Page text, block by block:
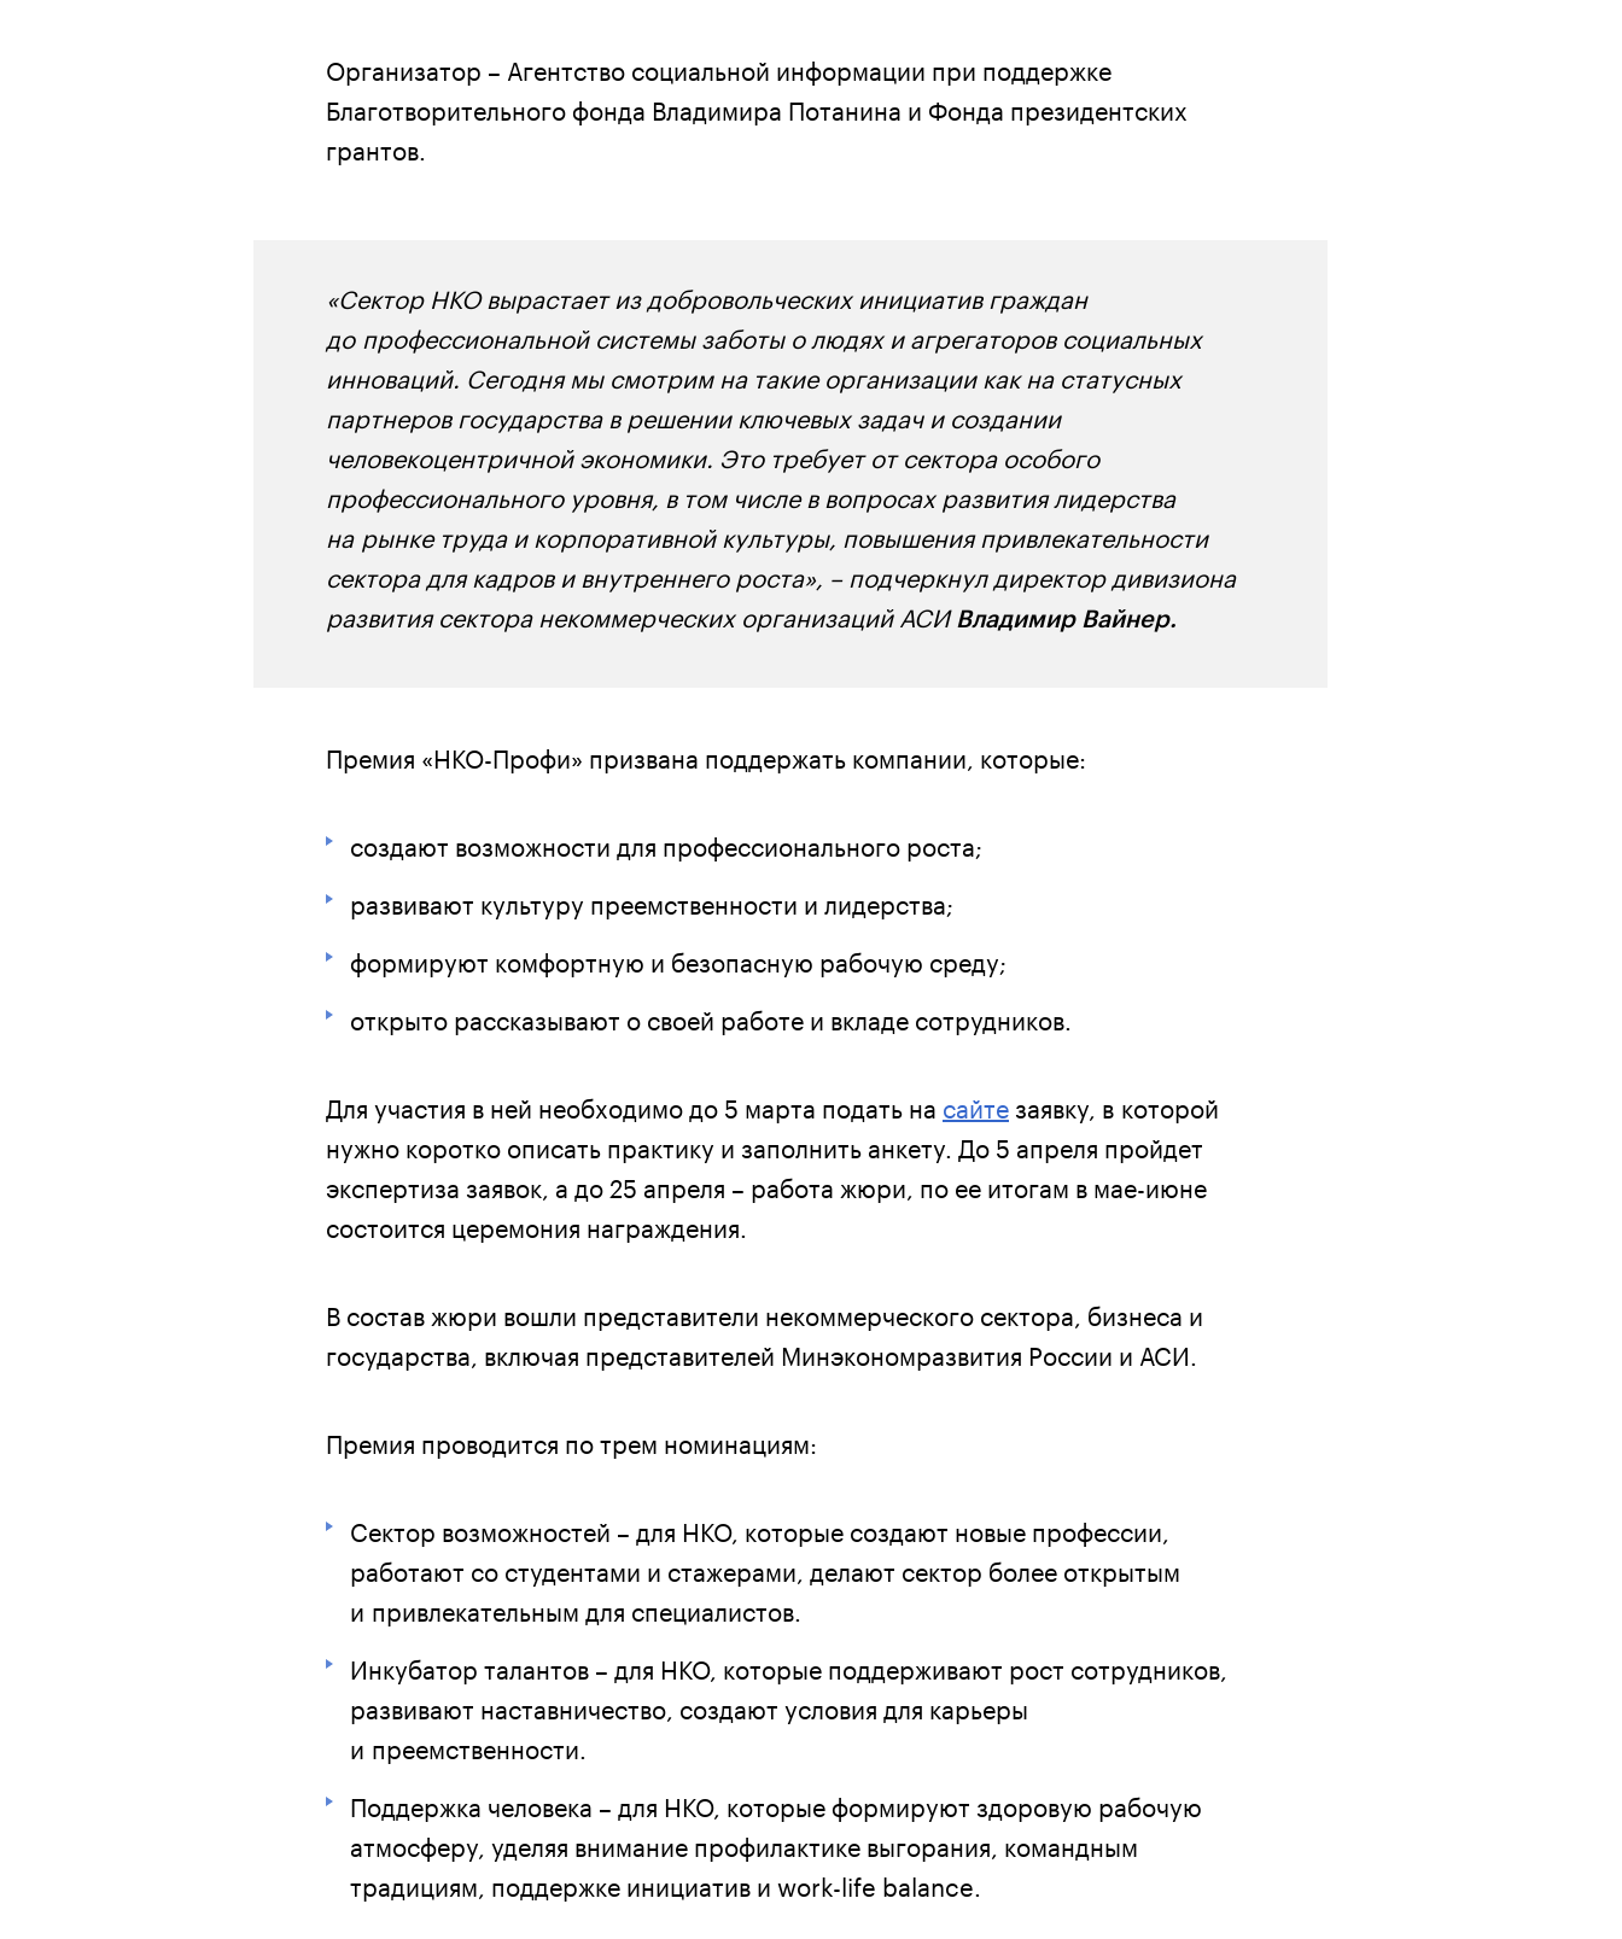
Организатор – Агентство социальной информации при поддержке
Благотворительного фонда Владимира Потанина и Фонда президентских
грантов.
«Сектор НКО вырастает из добровольческих инициатив граждан
до профессиональной системы заботы о людях и агрегаторов социальных
инноваций. Сегодня мы смотрим на такие организации как на статусных
партнеров государства в решении ключевых задач и создании
человекоцентричной экономики. Это требует от сектора особого
профессионального уровня, в том числе в вопросах развития лидерства
на рынке труда и корпоративной культуры, повышения привлекательности
сектора для кадров и внутреннего роста», – подчеркнул директор дивизиона
развития сектора некоммерческих организаций АСИ Владимир Вайнер.
Премия «НКО-Профи» призвана поддержать компании, которые:
создают возможности для профессионального роста;
развивают культуру преемственности и лидерства;
формируют комфортную и безопасную рабочую среду;
открыто рассказывают о своей работе и вкладе сотрудников.
Для участия в ней необходимо до 5 марта подать на сайтезаявку, в которой
нужно коротко описать практику и заполнить анкету. До 5 апреля пройдет
экспертиза заявок, а до 25 апреля – работа жюри, по ее итогам в мае-июне
состоится церемония награждения.
В состав жюри вошли представители некоммерческого сектора, бизнеса и
государства, включая представителей Минэкономразвития России и АСИ.
Премия проводится по трем номинациям:
Сектор возможностей – для НКО, которые создают новые профессии,
работают со студентами и стажерами, делают сектор более открытым
и привлекательным для специалистов.
Инкубатор талантов – для НКО, которые поддерживают рост сотрудников,
развивают наставничество, создают условия для карьеры
и преемственности.
Поддержка человека – для НКО, которые формируют здоровую рабочую
атмосферу, уделяя внимание профилактике выгорания, командным
традициям, поддержке инициатив и work-life balance.